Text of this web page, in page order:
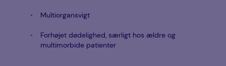
Multiorgansvigt
Forhøjet dødelighed, særligt hos ældre og
multimorbide patienter